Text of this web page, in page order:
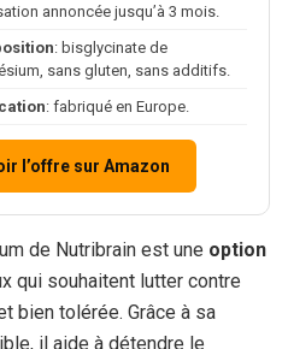
annoncée jusqu’à 3 mois.
: bisglycinate de
sans gluten, sans additifs.
: fabriqué en Europe.
l’offre sur Amazon
de Nutribrain est une option
qui souhaitent lutter contre
bien tolérée. Grâce à sa
il aide à détendre le